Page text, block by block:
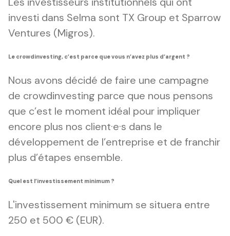
investi dans Selma sont TX Group et Sparrow
Ventures (Migros).
Le crowdinvesting, c’est parce que vous n’avez plus d’argent ?
Nous avons décidé de faire une campagne
de crowdinvesting parce que nous pensons
que c’est le moment idéal pour impliquer
encore plus nos client·e·s dans le
développement de l’entreprise et de franchir
plus d’étapes ensemble.
Quel est l’investissement minimum ?
L'investissement minimum se situera entre
250 et 500 € (EUR).